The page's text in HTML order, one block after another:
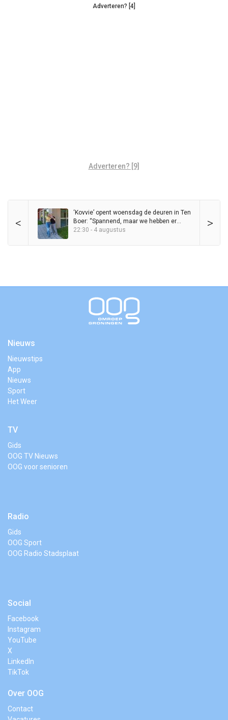
Adverteren? [4]
Adverteren? [9]
< >
‘Kovvie’ opent woensdag de deuren in Ten
Boer: “Spannend, maar we hebben er
ontzettend veel zin in”
22:30 - 4 augustus
Nieuws
Nieuwstips
App
Nieuws
Sport
Het Weer
TV
Gids
OOG TV Nieuws
OOG voor senioren
Radio
Gids
OOG Sport
OOG Radio Stadsplaat
Social
Facebook
Instagram
YouTube
X
LinkedIn
TikTok
Over OOG
Contact